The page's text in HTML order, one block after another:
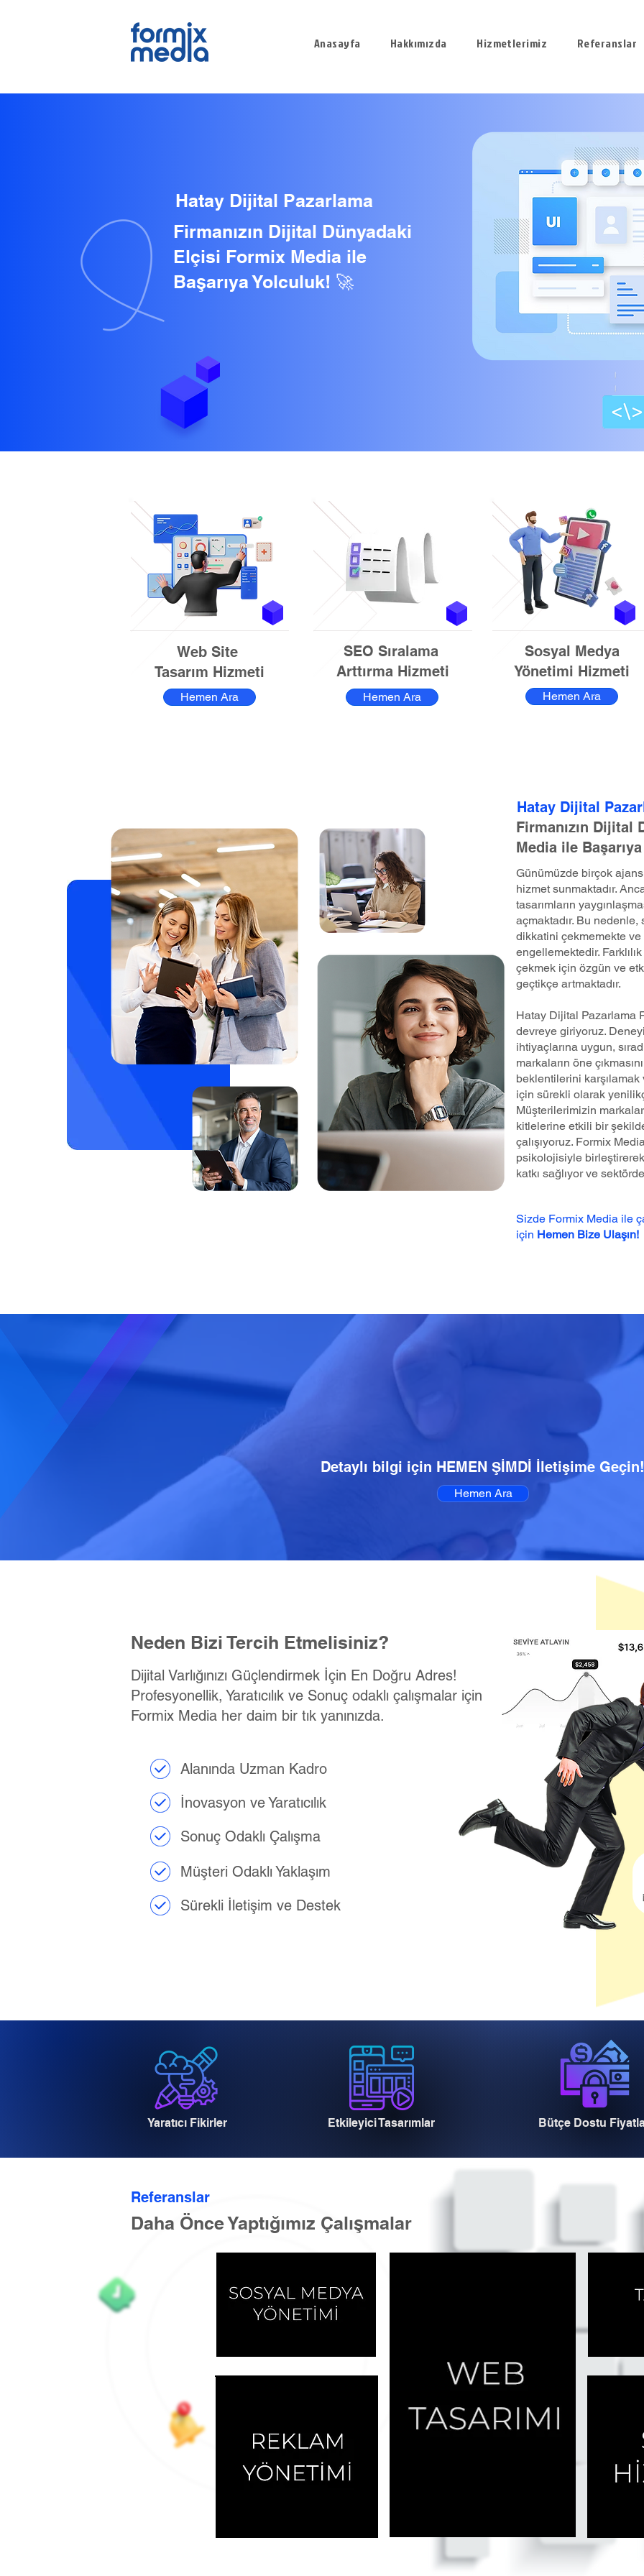
Anasayfa Hakkımızda Hizmetlerimiz Referanslar
Hatay Dijital Pazarlama
Firmanızın Dijital Dünyadaki
Elçisi Formix Media ile
Başarıya Yolculuk! 🚀
Web Site
Tasarım Hizmeti
Hemen Ara
SEO Sıralama
Arttırma Hizmeti
Hemen Ara
Sosyal Medya
Yönetimi Hizmeti
Hemen Ara
Hatay Dijital
Firmanızın Dijital
Media ile
Günümüzde birçok
hizmet sunmaktadır.
tasarımların
açmaktadır. Bu nedenle,
dikkatini çekmemekte ve
engellemektedir.
çekmek için özgün ve
geçtikçe artmaktadır.
Hatay Dijital Pazarlama
devreye giriyoruz.
ihtiyaçlarına uygun,
markaların öne
beklentilerini karşılamak
için sürekli olarak
Müşterilerimizin
kitlelerine etkili bir
çalışıyoruz. Formix
psikolojisiyle
katkı sağlıyor ve
Sizde Formix Media ile
için Hemen Bize Ulaşın!
Detaylı bilgi için HEMEN ŞİMDİ İletişime Geçin!
Hemen Ara
Neden Bizi Tercih Etmelisiniz?
Dijital Varlığınızı Güçlendirmek İçin En Doğru Adres!
Profesyonellik, Yaratıcılık ve Sonuç odaklı çalışmalar için
Formix Media her daim bir tık yanınızda.
Alanında Uzman Kadro
İnovasyon ve Yaratıcılık
Sonuç Odaklı Çalışma
Müşteri Odaklı Yaklaşım
Sürekli İletişim ve Destek
Yaratıcı Fikirler Etkileyici Tasarımlar Bütçe Dostu
Referanslar
Daha Önce Yaptığımız Çalışmalar